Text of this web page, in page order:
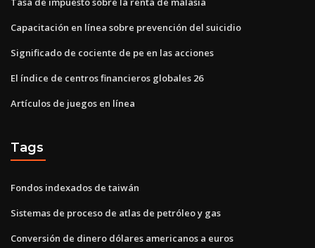
Capacitación en línea sobre prevención del suicidio
Significado de cociente de pe en las acciones
El índice de centros financieros globales 26
Artículos de juegos en línea
Tags
Fondos indexados de taiwán
Sistemas de proceso de atlas de petróleo y gas
Conversión de dinero dólares americanos a euros